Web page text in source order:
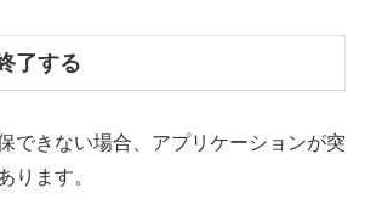
了する
できない場合、アプリケーションが突
ります。